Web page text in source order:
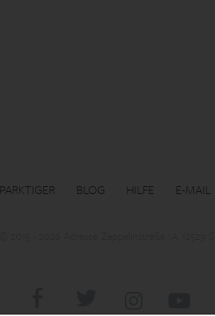
PARKTIGER BLOG HILFE E-MAIL